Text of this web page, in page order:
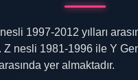
1997-2012 yılları
Z nesli 1981-1996 ile Y
yer almaktadır.